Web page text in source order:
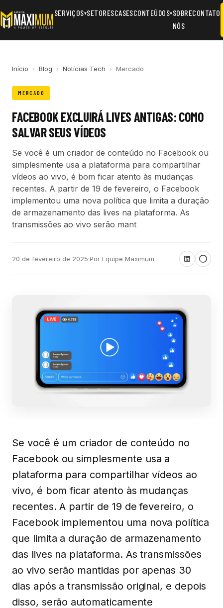
SERVIÇOS▾SETORESCASESCONTEÚDOS▾SOBRE
NÓS
CONTATO
Início › Blog › Notícias Tech › Mercado
MERCADO
FACEBOOK EXCLUIRÁ LIVES ANTIGAS: COMO
SALVAR SEUS VÍDEOS
Se você é um criador de conteúdo no Facebook ou
simplesmente usa a plataforma para compartilhar
vídeos ao vivo, é bom ficar atento às mudanças
recentes. A partir de 19 de fevereiro, o Facebook
implementou uma nova política que limita a duração
de armazenamento das lives na plataforma. As
transmissões ao vivo serão mant
20 de fevereiro de 2025·Por Equipe Maximum
Se você é um criador de conteúdo no
Facebook ou simplesmente usa a
plataforma para compartilhar vídeos ao
vivo, é bom ficar atento às mudanças
recentes. A partir de 19 de fevereiro, o
Facebook implementou uma nova política
que limita a duração de armazenamento
das lives na plataforma. As transmissões
ao vivo serão mantidas por apenas 30
dias após a transmissão original, e depois
disso, serão automaticamente